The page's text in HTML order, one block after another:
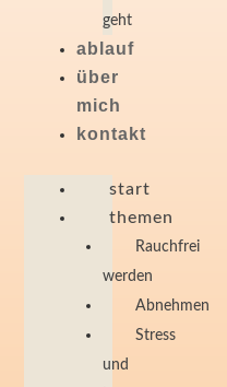
geht
ablauf
über
mich
kontakt
start
themen
Rauchfrei
werden
Abnehmen
Stress
und